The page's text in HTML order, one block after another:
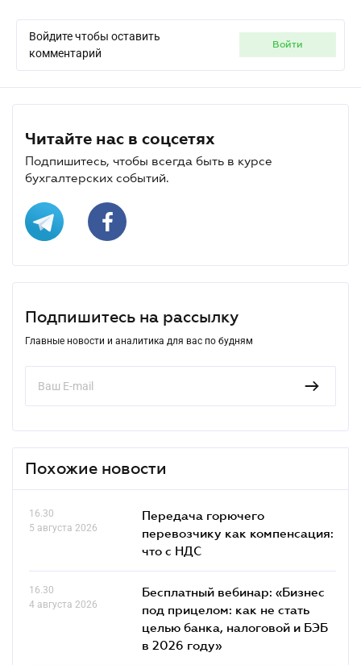
Войдите чтобы оставить
комментарий
войти
Читайте нас в соцсетях
Подпишитесь, чтобы всегда быть в курсе
бухгалтерских событий.
Подпишитесь на рассылку
Главные новости и аналитика для вас по будням
Похожие новости
16.30
5 августа 2026
Передача горючего
перевозчику как компенсация:
что с НДС
16.30
4 августа 2026
Бесплатный вебинар: «Бизнес
под прицелом: как не стать
целью банка, налоговой и БЭБ
в 2026 году»